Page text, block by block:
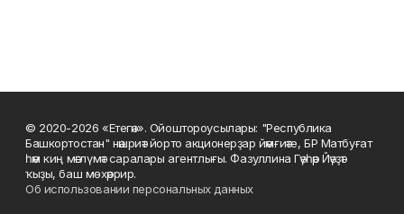
© 2020-2026 «Етегән». Ойоштороусылары: "Республика
Башкортостан" нәшриәт йорто акционерҙар йәмғиәте, БР Матбуғат
һәм киң мәғлүмәт саралары агентлығы. Фазуллина Гәүһәр Йәүҙәт
ҡыҙы, баш мөхәррир.
Об использовании персональных данных